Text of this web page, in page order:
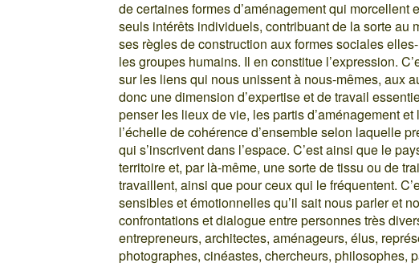
de certaines formes d’aménagement qui morcellent
seuls intérêts individuels, contribuant de la sorte au
ses règles de construction aux formes sociales
les groupes humains. Il en constitue l’expression.
sur les liens qui nous unissent à nous-mêmes, aux
donc une dimension d’expertise et de travail
penser les lieux de vie, les partis d’aménagement
l’échelle de cohérence d’ensemble selon laquelle
qui s’inscrivent dans l’espace. C’est ainsi que le
territoire et, par là-même, une sorte de tissu ou de
travaillent, ainsi que pour ceux qui le fréquentent.
sensibles et émotionnelles qu’il sait nous parler et
confrontations et dialogue entre personnes très
entrepreneurs, architectes, aménageurs, élus,
photographes, cinéastes, chercheurs, philosophes,